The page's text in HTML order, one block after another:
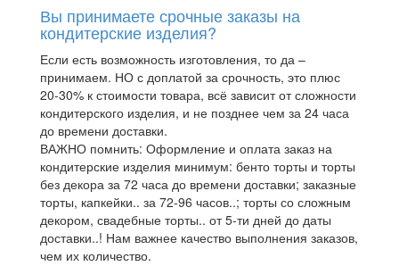
Вы принимаете срочные заказы на
кондитерские изделия?
Если есть возможность изготовления, то да –
принимаем. НО с доплатой за срочность, это плюс
20-30% к стоимости товара, всё зависит от сложности
кондитерского изделия, и не позднее чем за 24 часа
до времени доставки.
ВАЖНО помнить: Оформление и оплата заказ на
кондитерские изделия минимум: бенто торты и торты
без декора за 72 часа до времени доставки; заказные
торты, капкейки.. за 72-96 часов..; торты со сложным
декором, свадебные торты.. от 5-ти дней до даты
доставки..! Нам важнее качество выполнения заказов,
чем их количество.